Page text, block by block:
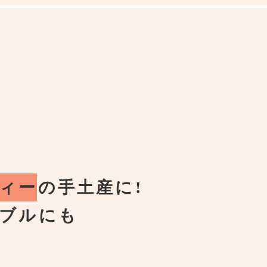
ー の手土産に!
ルにも